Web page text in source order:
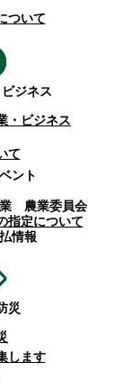
ジネス
・ビジネス
ント
農業委員会
情報
災
ついて
て
指定について
します